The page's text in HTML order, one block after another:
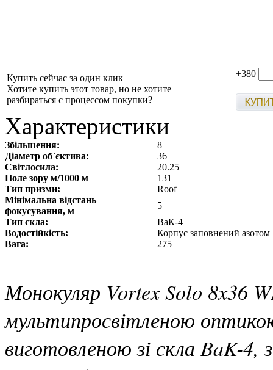
Купить сейчас за один клик
Хотите купить этот товар, но не хотите
разбираться с процессом покупки?
+380
Характеристики
Збільшення:
8
Діаметр об`єктива:
36
Світлосила:
20.25
Поле зору м/1000 м
131
Тип призми:
Roof
Мінімальна відстань
фокусування, м
5
Тип скла:
ВаК-4
Водостійкість:
Корпус заповнений азотом
Вага:
275
Монокуляр Vortex Solo 8x36
мультипросвітленою
виготовленою зі скла BaK-4,